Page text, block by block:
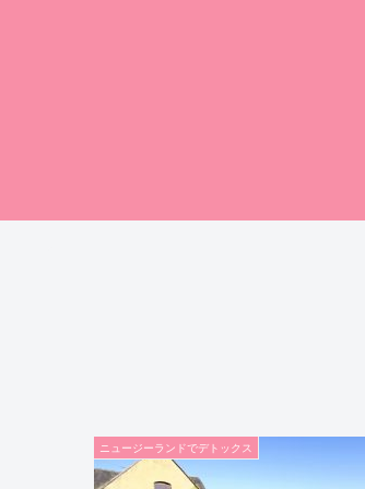
ニュージーランドでデトックス